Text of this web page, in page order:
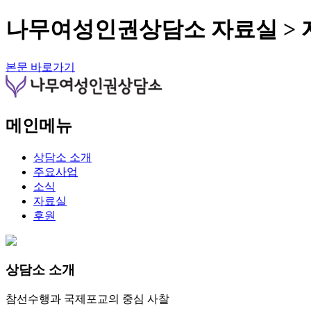
나무여성인권상담소 자료실 >
본문 바로가기
메인메뉴
상담소 소개
주요사업
소식
자료실
후원
상담소 소개
참선수행과 국제포교의 중심 사찰